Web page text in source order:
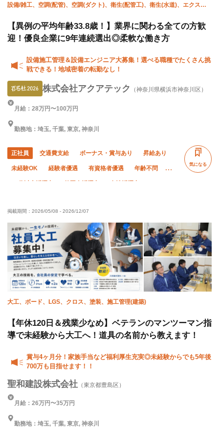
設備/雑工、空調(配管)、空調(ダクト)、衛生(配管工)、衛生(水道)、エクステ
工事)
【異例の平均年齢33.8歳！】業界に関わる全ての方歓
迎！優良企業に9年連続選出◎柔軟な働き方
設備施工管理＆設備エンジニア大募集！選べる職種でたくさん挑
戦できる！地域密着の転勤なし！
株式会社アクアテック （神奈川県横浜市神奈川区）
月給：28万円〜100万円
勤務地：埼玉, 千葉, 東京, 神奈川
正社員 交通費支給 ボーナス・賞与あり 昇給あり
未経験OK 経験者優遇 有資格者優遇 年齢不問
社会保険完備 制服貸与
寮・社宅あり 研修制度あり 髪型・髪色自由
気になる
掲載期間： 2026/05/08 - 2026/12/07
大工、ボード、LGS、クロス、塗装、施工管理(建築)
【年休120日＆残業少なめ】ベテランのマンツーマン指
導で未経験から大工へ！道具の名前から教えます！
賞与4ヶ月分！家族手当など福利厚生充実◎未経験からでも5年後
700万も目指せます！！
聖和建設株式会社 （東京都豊島区）
月給：26万円〜35万円
勤務地：埼玉, 千葉, 東京, 神奈川